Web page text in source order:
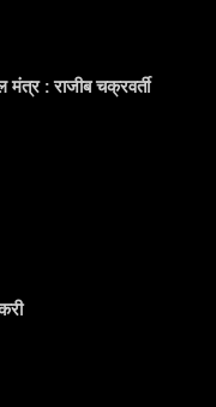
: राजीब चक्रवर्ती